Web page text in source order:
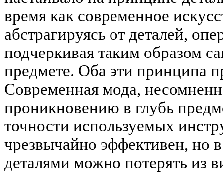
время как современное
абстрагируясь от деталей,
подчеркивая таким образом
предмете. Оба эти принципа
Современная мода,
проникновению в глубь
точности используемых
чрезвычайно эффективен, но
деталями можно потерять из